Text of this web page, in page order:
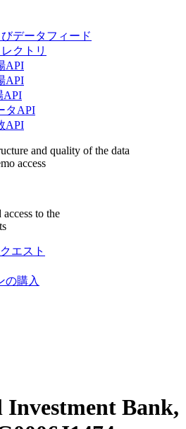
データフィード
クトリ
API
API
API
タAPI
API
and quality of the data
access
to the
エスト
の購入
Bank,